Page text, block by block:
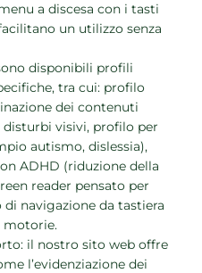
a discesa con i tasti
un utilizzo senza
disponibili profili
tra cui: profilo
dei contenuti
visivi, profilo per
autismo, dislessia),
ADHD (riduzione della
reader pensato per
navigazione da tastiera
motorie.
il nostro sito web offre
l’evidenziazione dei